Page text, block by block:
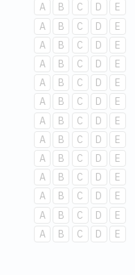
A B C D
E
A B C D
E
A B C D
E
A B C D
E
A B C D
E
A B C D
E
A B C D
E
A B C D
E
A B C D
E
A B C D
E
A B C D
E
A B C D
E
A B C D E